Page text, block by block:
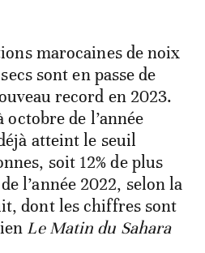
marocaines de noix
sont en passe de
record en 2023.
octobre de l’année
atteint le seuil
soit 12% de plus
l’année 2022, selon la
dont les chiffres sont
Le Matin du Sahara